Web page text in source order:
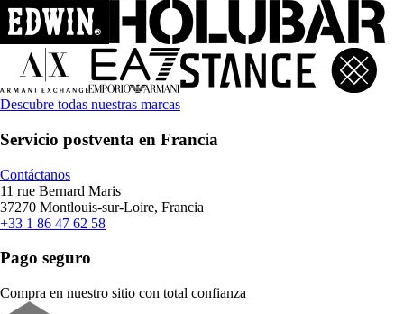
Descubre todas nuestras marcas
Servicio postventa en Francia
Contáctanos
11 rue Bernard Maris
37270 Montlouis-sur-Loire, Francia
+33 1 86 47 62 58
Pago seguro
Compra en nuestro sitio con total confianza